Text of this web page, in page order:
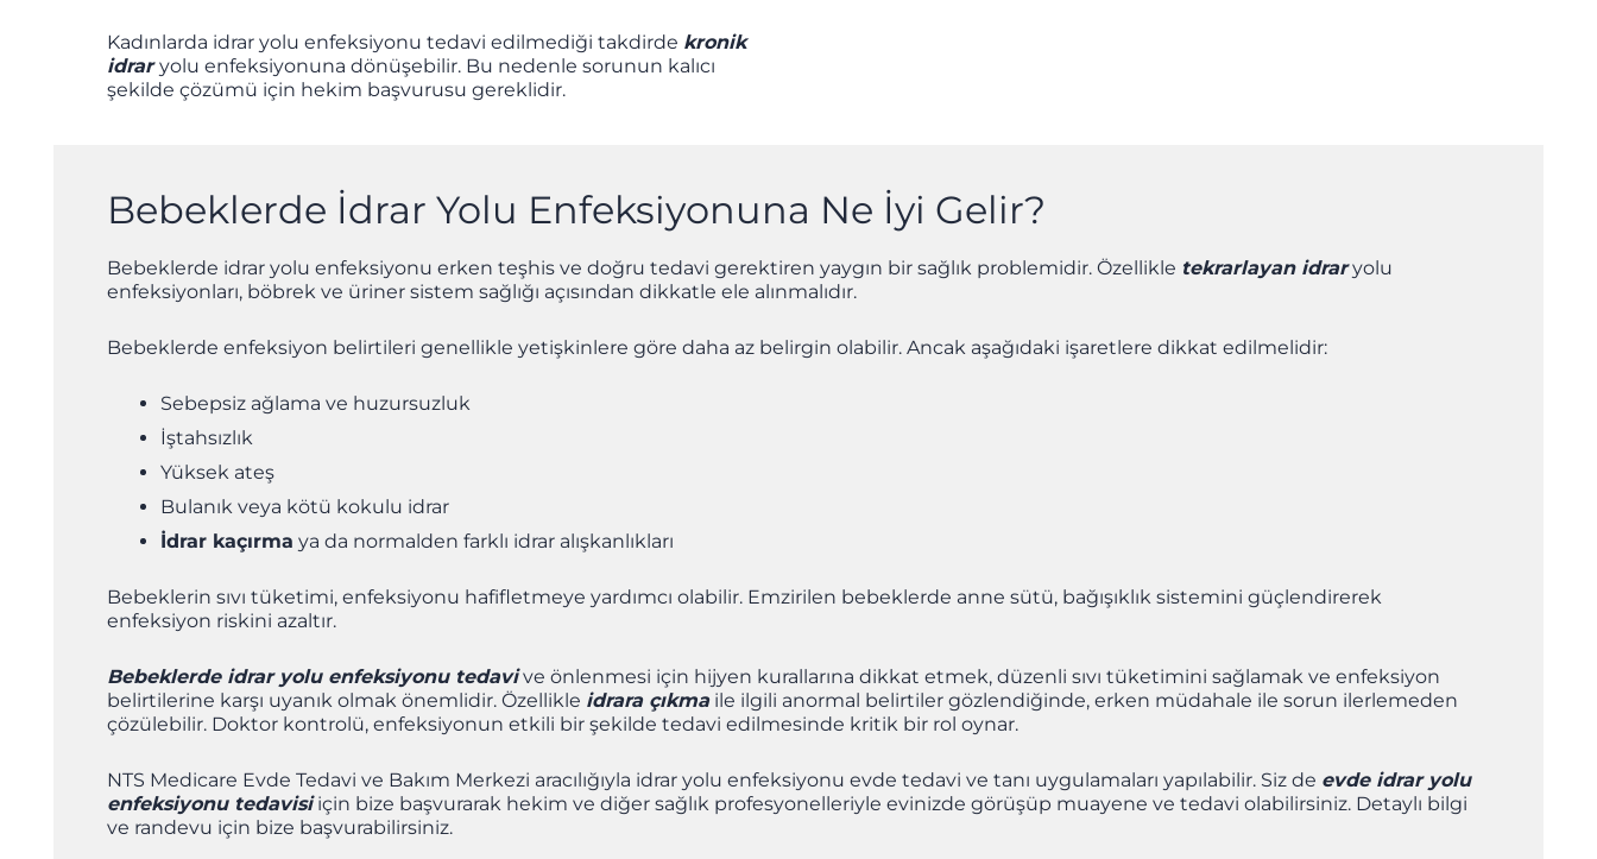
Kadınlarda idrar yolu enfeksiyonu tedavi edilmediği takdirde kronik
idraryolu enfeksiyonuna dönüşebilir. Bu nedenle sorunun kalıcı
şekilde çözümü için hekim başvurusu gereklidir.
Bebeklerde İdrar Yolu Enfeksiyonuna Ne İyi Gelir?
Bebeklerde idrar yolu enfeksiyonu erken teşhis ve doğru tedavi gerektiren yaygın bir sağlık problemidir. Özellikle tekrarlayan idraryolu
enfeksiyonları, böbrek ve üriner sistem sağlığı açısından dikkatle ele alınmalıdır.
Bebeklerde enfeksiyon belirtileri genellikle yetişkinlere göre daha az belirgin olabilir. Ancak aşağıdaki işaretlere dikkat edilmelidir:
Sebepsiz ağlama ve huzursuzluk
İştahsızlık
Yüksek ateş
Bulanık veya kötü kokulu idrar
İdrar kaçırma ya da normalden farklı idrar alışkanlıkları
Bebeklerin sıvı tüketimi, enfeksiyonu hafifletmeye yardımcı olabilir. Emzirilen bebeklerde anne sütü, bağışıklık sistemini güçlendirerek
enfeksiyon riskini azaltır.
Bebeklerde idrar yolu enfeksiyonu tedavive önlenmesi için hijyen kurallarına dikkat etmek, düzenli sıvı tüketimini sağlamak ve enfeksiyon
belirtilerine karşı uyanık olmak önemlidir. Özellikle idrara çıkmaile ilgili anormal belirtiler gözlendiğinde, erken müdahale ile sorun ilerlemeden
çözülebilir. Doktor kontrolü, enfeksiyonun etkili bir şekilde tedavi edilmesinde kritik bir rol oynar.
NTS Medicare Evde Tedavi ve Bakım Merkezi aracılığıyla idrar yolu enfeksiyonu evde tedavi ve tanı uygulamaları yapılabilir. Siz de evde idrar yolu
enfeksiyonu tedavisiiçin bize başvurarak hekim ve diğer sağlık profesyonelleriyle evinizde görüşüp muayene ve tedavi olabilirsiniz. Detaylı bilgi
ve randevu için bize başvurabilirsiniz.